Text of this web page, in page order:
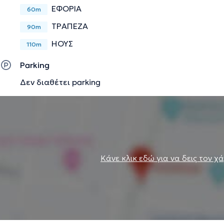
60m ΕΦΟΡΙΑ
90m ΤΡΑΠΕΖΑ
110m ΗΟΥΣ
Parking
Δεν διαθέτει parking
Κάνε κλικ εδώ για να δεις τον